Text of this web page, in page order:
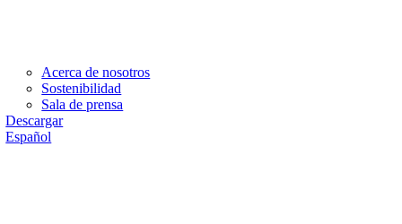
Acerca de nosotros
Sostenibilidad
Sala de prensa
Descargar
Español